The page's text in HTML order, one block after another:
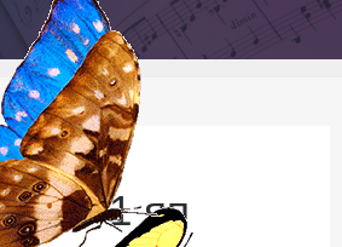
1 яп